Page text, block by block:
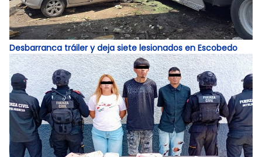
Desbarranca tráiler y deja siete lesionados en Escobedo